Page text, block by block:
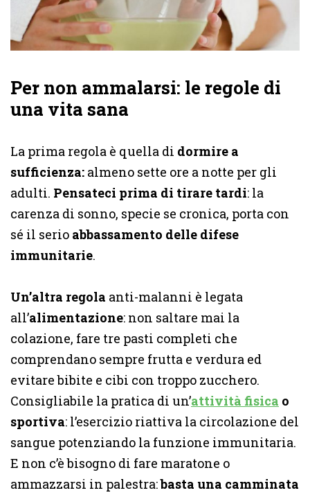
Per non ammalarsi: le regole di
una vita sana
La prima regola è quella di dormire a
sufficienza: almeno sette ore a notte per gli
adulti. Pensateci prima di tirare tardi: la
carenza di sonno, specie se cronica, porta con
sé il serio abbassamento delle difese
immunitarie.
Un’altra regola anti-malanni è legata
all’alimentazione: non saltare mai la
colazione, fare tre pasti completi che
comprendano sempre frutta e verdura ed
evitare bibite e cibi con troppo zucchero.
Consigliabile la pratica di un’attività fisica o
sportiva: l’esercizio riattiva la circolazione del
sangue potenziando la funzione immunitaria.
E non c’è bisogno di fare maratone o
ammazzarsi in palestra:basta una camminata